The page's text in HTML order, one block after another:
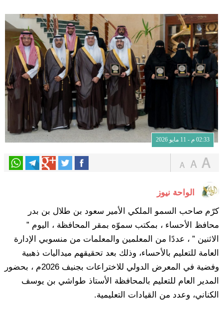
02:33 م - 11 مايو 2026
الواحة نيوز
كرّم صاحب السمو الملكي الأمير سعود بن طلال بن بدر
محافظ الأحساء ، بمكتب سموّه بمقر المحافظة ، اليوم ”
الاثنين ” ، عددًا من المعلمين والمعلمات من منسوبي الإدارة
العامة للتعليم بالأحساء، وذلك بعد تحقيقهم ميداليات ذهبية
وفضية في المعرض الدولي للاختراعات بجنيف 2026م ، بحضور
المدير العام للتعليم بالمحافظة الأستاذ طواشي بن يوسف
الكناني، وعدد من القيادات التعليمية.